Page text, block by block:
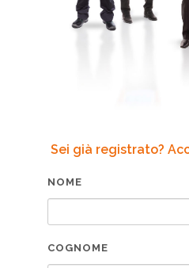
Sei già registrato?
NOME
COGNOME